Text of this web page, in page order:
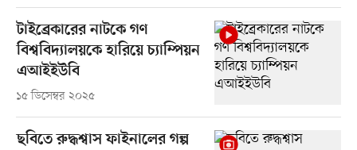
টাইব্রেকারের নাটকে গণ
বিশ্ববিদ্যালয়কে হারিয়ে চ্যাম্পিয়ন
এআইইউবি
১৫ ডিসেম্বর ২০২৫
ছবিতে রুদ্ধশ্বাস ফাইনালের গল্প